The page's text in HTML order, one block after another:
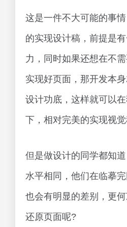
这是一件不大可能的事
的实现设计稿，前提是
力，同时如果还想在不
实现好页面，那开发本
设计功底，这样就可以
下，相对完美的实现视觉
但是做设计的同学都知
水平相同，他们在临摹
也会有明显的差别，更
还原页面呢?